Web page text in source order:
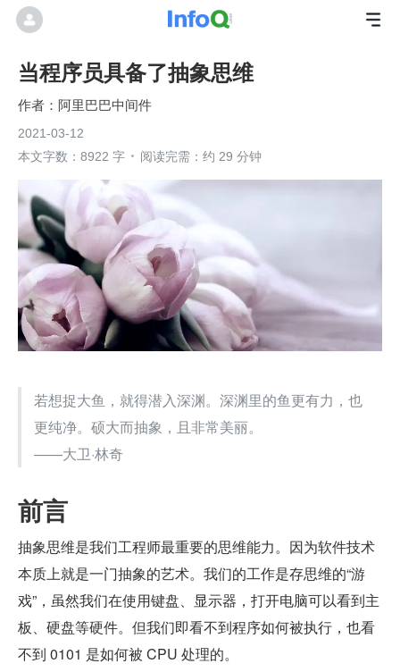
当程序员具备了抽象思维
阿里巴巴中间件
2021-03-12
本文字数：8922 字
阅读完需：约 29 分钟
若想捉大鱼，就得潜入深渊。深渊里的鱼更有力，也
更纯净。硕大而抽象，且非常美丽。
——大卫·林奇
前言
抽象思维是我们工程师最重要的思维能力。因为软件技术
本质上就是一门抽象的艺术。我们的工作是存思维的“游
戏”，虽然我们在使用键盘、显示器，打开电脑可以看到主
板、硬盘等硬件。但我们即看不到程序如何被执行，也看
不到 0101 是如何被 CPU 处理的。